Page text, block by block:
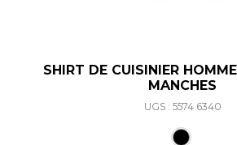
SHIRT DE CUISINIER
MANCHES
UGS : 5574.6340